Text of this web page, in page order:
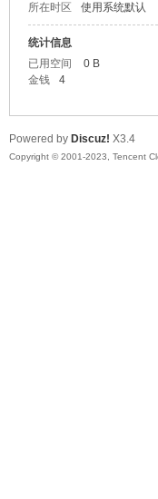
所在时区
使用系统默认
统计信息
已用空间
0 B
金钱
4
Powered by Discuz! X3.4
Copyright © 2001-2023, Tencent